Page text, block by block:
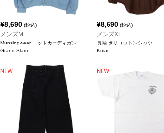
¥8,690 (税込)
メンズM
Munsingwear ニットカーディガン
Grand Slam
¥8,690 (税込)
メンズXL
長袖 ポリコットンシャツ
Kmart